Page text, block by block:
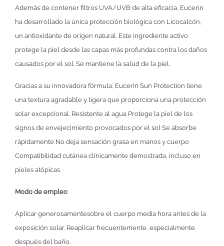
Además de contener filtros UVA/UVB de alta eficacia, Eucerin
ha desarrollado la única protección biológica con Licocalcón,
un antioxidante de origen natural. Este ingrediente activo
protege la piel desde las capas más profundas contra los daños
causados por el sol. Se mantiene la salud de la piel.
Gracias a su innovadora fórmula, Eucerin Sun Protection tiene
una textura agradable y ligera que proporciona una protección
solar excepcional. Resistente al agua Protege la piel de los
signos de envejecimiento provocados por el sol Se absorbe
rápidamente No deja sensación grasa en manos y cuerpo
Compatibilidad cutánea clínicamente demostrada, incluso en
pieles atópicas
Modo de empleo
Aplicar generosamentesobre el cuerpo media hora antes de la
exposición solar. Reaplicar frecuentemente, especialmente
después del baño.